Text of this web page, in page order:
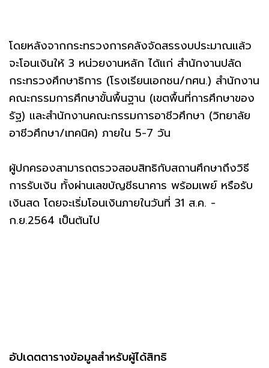
โดยหลังจากกระทรวงการคลังจัดสรรงบประมาณแล้ว
จะโอนเงินให้ 3 หน่วยงานหลัก ได้แก่ สำนักงานปลัด
กระทรวงศึกษาธิการ (โรงเรียนเอกชน/กศน.) สำนักงาน
คณะกรรมการศึกษาขั้นพื้นฐาน (เขตพื้นที่การศึกษาของ
รัฐ) และสำนักงานคณะกรรมการอาชีวศึกษา (วิทยาลัย
อาชีวศึกษา/เทคนิค) ภายใน 5-7 วัน
ผู้ปกครองสามารถตรวจสอบสิทธิกับสถานศึกษาถึงวิธี
การรับเงิน ทั้งผ่านเลขบัญชีธนาคาร พร้อมเพย์ หรือรับ
เงินสด โดยจะเริ่มโอนเงินภายในวันที่ 31 ส.ค. -
ก.ย.2564 เป็นต้นไป
อัปเดตตารางข้อมูลสำหรับผู้ได้สิทธิ